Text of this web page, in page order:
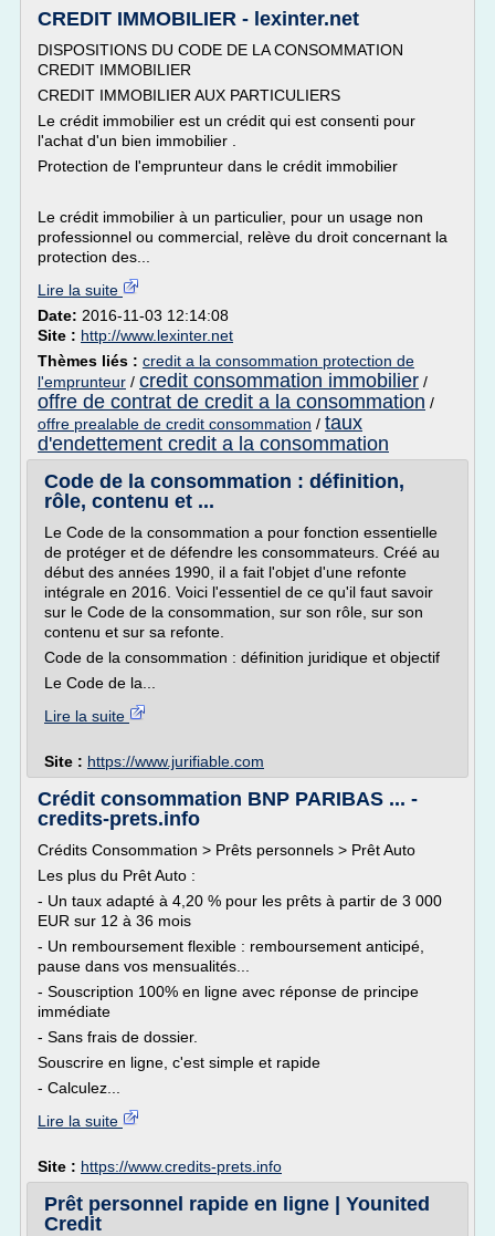
CREDIT IMMOBILIER - lexinter.net
DISPOSITIONS DU CODE DE LA CONSOMMATION
CREDIT IMMOBILIER
CREDIT IMMOBILIER AUX PARTICULIERS
Le crédit immobilier est un crédit qui est consenti pour
l'achat d'un bien immobilier .
Protection de l'emprunteur dans le crédit immobilier
Le crédit immobilier à un particulier, pour un usage non
professionnel ou commercial, relève du droit concernant la
protection des...
Lire la suite
Date: 2016-11-03 12:14:08
Site : http://www.lexinter.net
Thèmes liés : credit a la consommation protection de
l'emprunteur / credit consommation immobilier /
offre de contrat de credit a la consommation /
offre prealable de credit consommation / taux
d'endettement credit a la consommation
Code de la consommation : définition,
rôle, contenu et ...
Le Code de la consommation a pour fonction essentielle
de protéger et de défendre les consommateurs. Créé au
début des années 1990, il a fait l'objet d'une refonte
intégrale en 2016. Voici l'essentiel de ce qu'il faut savoir
sur le Code de la consommation, sur son rôle, sur son
contenu et sur sa refonte.
Code de la consommation : définition juridique et objectif
Le Code de la...
Lire la suite
Site : https://www.jurifiable.com
Crédit consommation BNP PARIBAS ... -
credits-prets.info
Crédits Consommation > Prêts personnels > Prêt Auto
Les plus du Prêt Auto :
- Un taux adapté à 4,20 % pour les prêts à partir de 3 000
EUR sur 12 à 36 mois
- Un remboursement flexible : remboursement anticipé,
pause dans vos mensualités...
- Souscription 100% en ligne avec réponse de principe
immédiate
- Sans frais de dossier.
Souscrire en ligne, c'est simple et rapide
- Calculez...
Lire la suite
Site : https://www.credits-prets.info
Prêt personnel rapide en ligne | Younited
Credit